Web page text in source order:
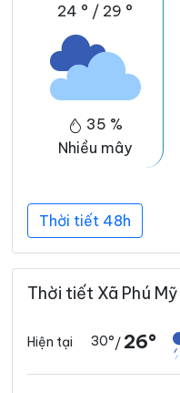
24 ° / 29 °
35 %
Nhiều mây
Thời tiết 48h
Thời tiết Xã Phú
Hiện tại 30°/ 26°